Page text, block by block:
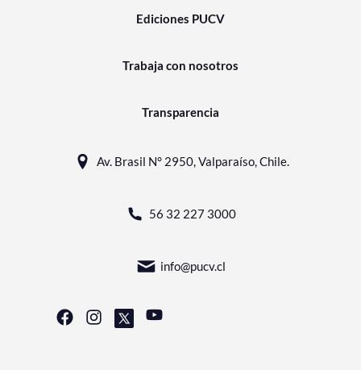
Ediciones PUCV
Trabaja con nosotros
Transparencia
Av. Brasil N° 2950, Valparaíso, Chile.
56 32 227 3000
info@pucv.cl